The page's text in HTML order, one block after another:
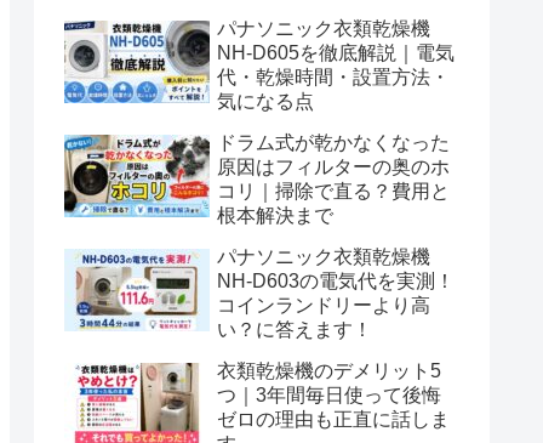
パナソニック衣類乾燥機
NH-D605を徹底解説｜電気
代・乾燥時間・設置方法・
気になる点
ドラム式が乾かなくなった
原因はフィルターの奥のホ
コリ｜掃除で直る？費用と
根本解決まで
パナソニック衣類乾燥機
NH-D603の電気代を実測！
コインランドリーより高
い？に答えます！
衣類乾燥機のデメリット5
つ｜3年間毎日使って後悔
ゼロの理由も正直に話しま